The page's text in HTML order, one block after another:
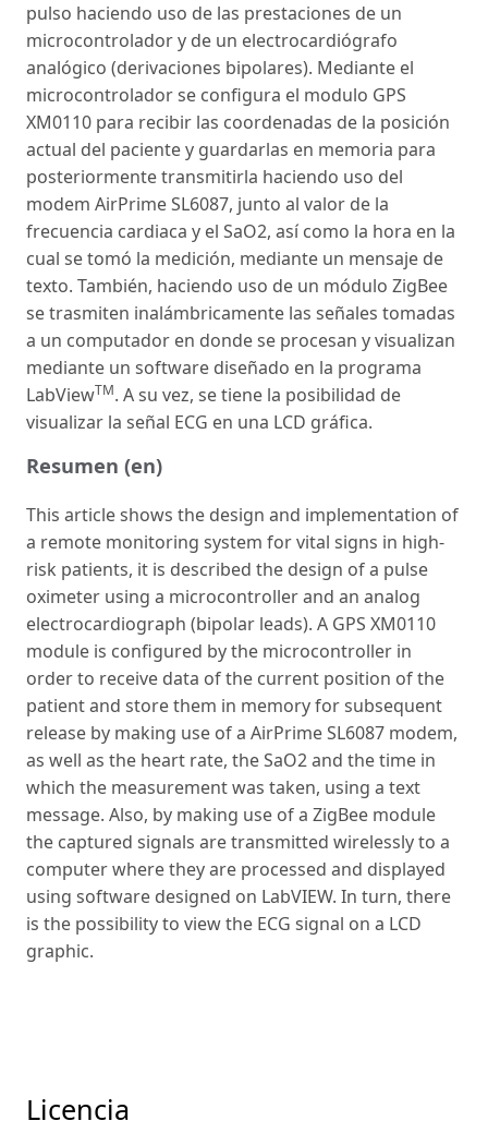
pulso haciendo uso de las prestaciones de un
microcontrolador y de un electrocardiógrafo
analógico (derivaciones bipolares). Mediante el
microcontrolador se configura el modulo GPS
XM0110 para recibir las coordenadas de la posición
actual del paciente y guardarlas en memoria para
posteriormente transmitirla haciendo uso del
modem AirPrime SL6087, junto al valor de la
frecuencia cardiaca y el SaO2, así como la hora en la
cual se tomó la medición, mediante un mensaje de
texto. También, haciendo uso de un módulo ZigBee
se trasmiten inalámbricamente las señales tomadas
a un computador en donde se procesan y visualizan
mediante un software diseñado en la programa
LabViewTM. A su vez, se tiene la posibilidad de
visualizar la señal ECG en una LCD gráfica.
Resumen (en)
This article shows the design and implementation of
a remote monitoring system for vital signs in high-
risk patients, it is described the design of a pulse
oximeter using a microcontroller and an analog
electrocardiograph (bipolar leads). A GPS XM0110
module is configured by the microcontroller in
order to receive data of the current position of the
patient and store them in memory for subsequent
release by making use of a AirPrime SL6087 modem,
as well as the heart rate, the SaO2 and the time in
which the measurement was taken, using a text
message. Also, by making use of a ZigBee module
the captured signals are transmitted wirelessly to a
computer where they are processed and displayed
using software designed on LabVIEW. In turn, there
is the possibility to view the ECG signal on a LCD
graphic.
Licencia